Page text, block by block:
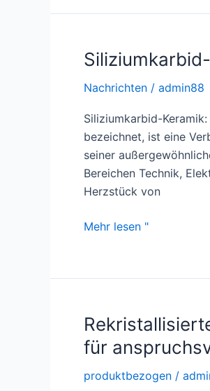
Verbrennung:
Siliziumkarbid-
Brennerdüsen
Nachrichten / admin88
Siliziumkarbid-
bezeichnet, ist eine
seiner
Bereichen Technik,
Herzstück von
Siliziumkarbid-
Material
Zukunft
Mehr lesen "
für
produktbezogen /